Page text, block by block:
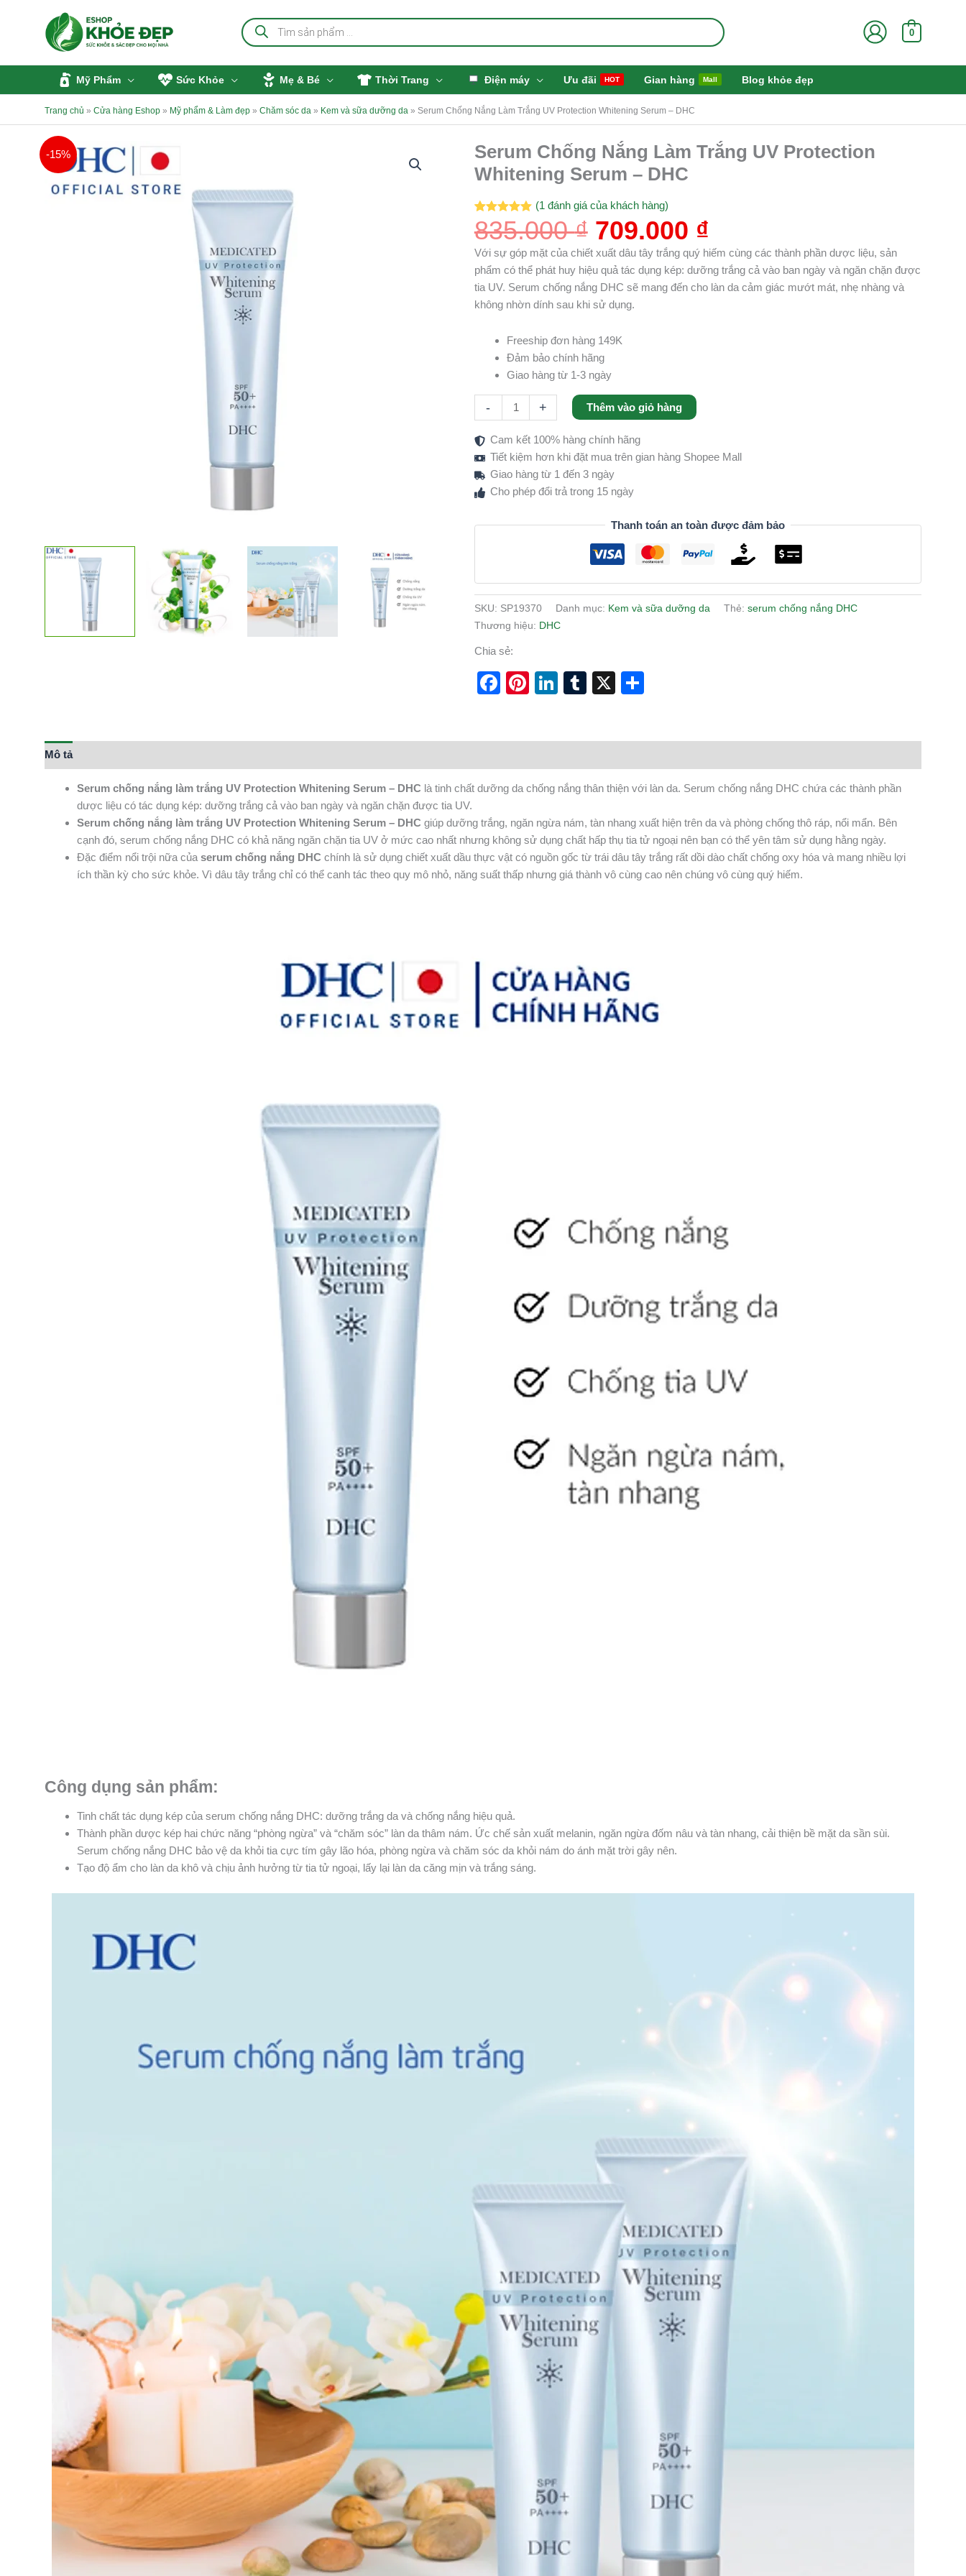
Tìm
kiếm
sản
0
Mỹ Phẩm Sức Khỏe Mẹ & Bé Thời Trang Điện máy Ưu đãi HOT Gian hàng Mall Blog khỏe đẹp
Trang chủ » Cửa hàng Eshop » Mỹ phẩm & Làm đẹp » Chăm sóc da » Kem và sữa dưỡng da » Serum Chống Nắng Làm Trắng UV Protection Whitening Serum – DHC
-15%
Serum Chống Nắng Làm Trắng UV Protection
Whitening Serum – DHC
5.00trên 5
dựa trên
1
(1 đánh giá của khách hàng)
835.000₫
Giá
gốc
là:
835.000 ₫.
709.000 ₫
Giá
hiện
709.000 ₫.
Với sự góp mặt của chiết xuất dâu tây trắng quý hiếm cùng các thành phần dược liệu, sản
phẩm có thể phát huy hiệu quả tác dụng kép: dưỡng trắng cả vào ban ngày và ngăn chặn được
tia UV. Serum chống nắng DHC sẽ mang đến cho làn da cảm giác mướt mát, nhẹ nhàng và
không nhờn dính sau khi sử dụng.
Freeship đơn hàng 149K
Đảm bảo chính hãng
Giao hàng từ 1-3 ngày
-
Serum
Chống
Nắng
Làm
UV
Protection
Whitening
Serum
-
lượng
+ Thêm vào giỏ hàng
Cam kết 100% hàng chính hãng
Tiết kiệm hơn khi đặt mua trên gian hàng Shopee Mall
Giao hàng từ 1 đến 3 ngày
Cho phép đổi trả trong 15 ngày
Thanh toán an toàn được đảm bảo
SKU: SP19370 Danh mục: Kem và sữa dưỡng da Thẻ: serum chống nắng DHC
Thương hiệu: DHC
Chia sẻ:
Facebook
Pinterest
LinkedIn
Tumblr
X
Mô tả
Serum chống nắng làm trắng UV Protection Whitening Serum – DHC là tinh chất dưỡng da chống nắng thân thiện với làn da. Serum chống nắng DHC chứa các thành phần
dược liệu có tác dụng kép: dưỡng trắng cả vào ban ngày và ngăn chặn được tia UV.
Serum chống nắng làm trắng UV Protection Whitening Serum – DHC giúp dưỡng trắng, ngăn ngừa nám, tàn nhang xuất hiện trên da và phòng chống thô ráp, nổi mẩn. Bên
cạnh đó, serum chống nắng DHC có khả năng ngăn chặn tia UV ở mức cao nhất nhưng không sử dụng chất hấp thụ tia tử ngoại nên bạn có thể yên tâm sử dụng hằng ngày.
Đặc điểm nổi trội nữa của serum chống nắng DHC chính là sử dụng chiết xuất dầu thực vật có nguồn gốc từ trái dâu tây trắng rất dồi dào chất chống oxy hóa và mang nhiều lợi
ích thần kỳ cho sức khỏe. Vì dâu tây trắng chỉ có thể canh tác theo quy mô nhỏ, năng suất thấp nhưng giá thành vô cùng cao nên chúng vô cùng quý hiếm.
Công dụng sản phẩm:
Tinh chất tác dụng kép của serum chống nắng DHC: dưỡng trắng da và chống nắng hiệu quả.
Thành phần dược kép hai chức năng “phòng ngừa” và “chăm sóc” làn da thâm nám. Ức chế sản xuất melanin, ngăn ngừa đốm nâu và tàn nhang, cải thiện bề mặt da sần sùi.
Serum chống nắng DHC bảo vệ da khỏi tia cực tím gây lão hóa, phòng ngừa và chăm sóc da khỏi nám do ánh mặt trời gây nên.
Tạo độ ẩm cho làn da khô và chịu ảnh hưởng từ tia tử ngoại, lấy lại làn da căng mịn và trắng sáng.